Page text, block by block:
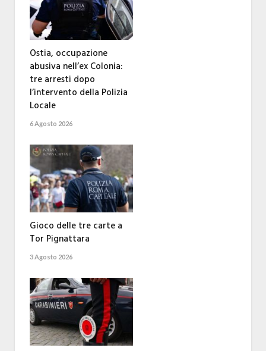
Ostia, occupazione
abusiva nell’ex Colonia:
tre arresti dopo
l’intervento della Polizia
Locale
6 Agosto 2026
Gioco delle tre carte a
Tor Pignattara
3 Agosto 2026